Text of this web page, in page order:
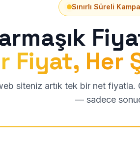
Sınırlı Süreli
Fiyat, Her
siteniz artık tek bir net
— sadece